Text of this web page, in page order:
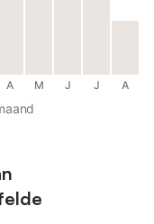
A M J J A